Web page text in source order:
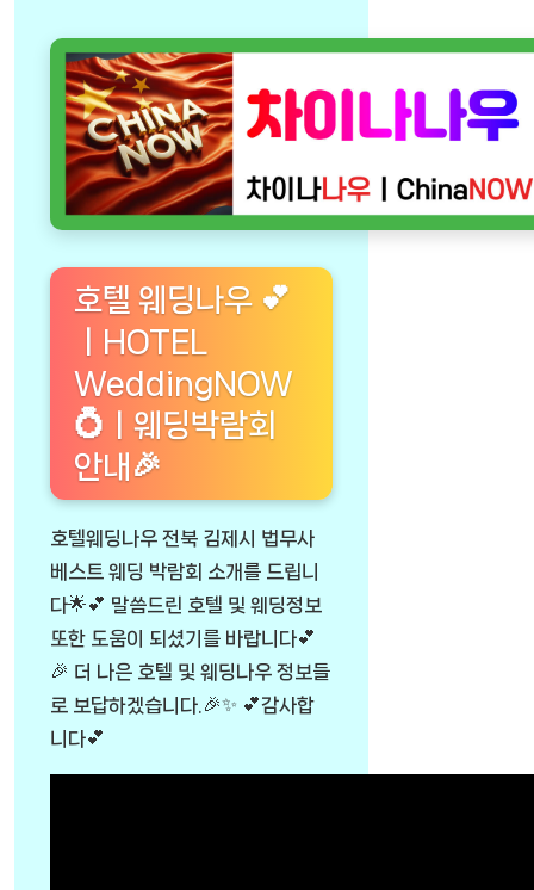
호텔 웨딩나우 💕
ㅣHOTEL
WeddingNOW
💍ㅣ웨딩박람회
안내🎉
호텔웨딩나우 전북 김제시 법무사
베스트 웨딩 박람회 소개를 드립니
다🌟💕 말씀드린 호텔 및 웨딩정보
또한 도움이 되셨기를 바랍니다💕
🎉 더 나은 호텔 및 웨딩나우 정보들
로 보답하겠습니다.🎉✨ 💕감사합
니다💕